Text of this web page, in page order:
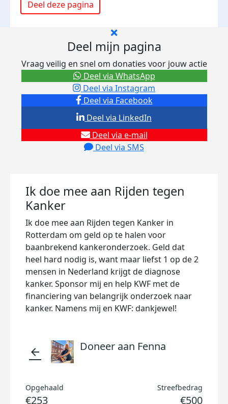
Deel deze pagina
Deel mijn pagina
Vraag veilig en snel om donaties voor jouw actie
Deel via Facebook
Deel via Instagram
Deel via e-mail
Deel via SMS
Deel via LinkedIn
Deel via WhatsApp
Ik doe mee aan Rijden tegen
Kanker
Ik doe mee aan Rijden tegen Kanker in
Rotterdam om geld op te halen voor
baanbrekend kankeronderzoek. Geld dat
heel hard nodig is, want maar liefst 1 op de 2
mensen in Nederland krijgt de diagnose
kanker. Sponsor mij en help KWF met de
financiering van belangrijk onderzoek naar
kanker. Namens mij en KWF: dankjewel!
arrow_back Doneer aan Fenna
Opgehaald
€253
Streefbedrag
€500